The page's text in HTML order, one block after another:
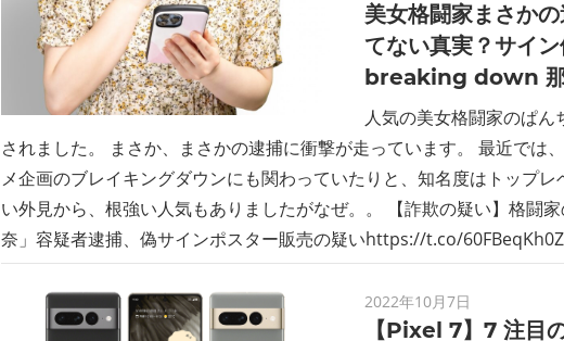
美女格闘家まさか
てない真実？サイ
breaking down 那
人気の美女格闘家のぱ
されました。 まさか、まさかの逮捕に衝撃が走っています。 最近では
メ企画のブレイキングダウンにも関わっていたりと、知名度はトップレ
い外見から、根強い人気もありましたがなぜ。。 【詐欺の疑い】格闘
奈」容疑者逮捕、偽サインポスター販売の疑いhttps://t.co/
2022年10月7日
【Pixel 7】7 注目